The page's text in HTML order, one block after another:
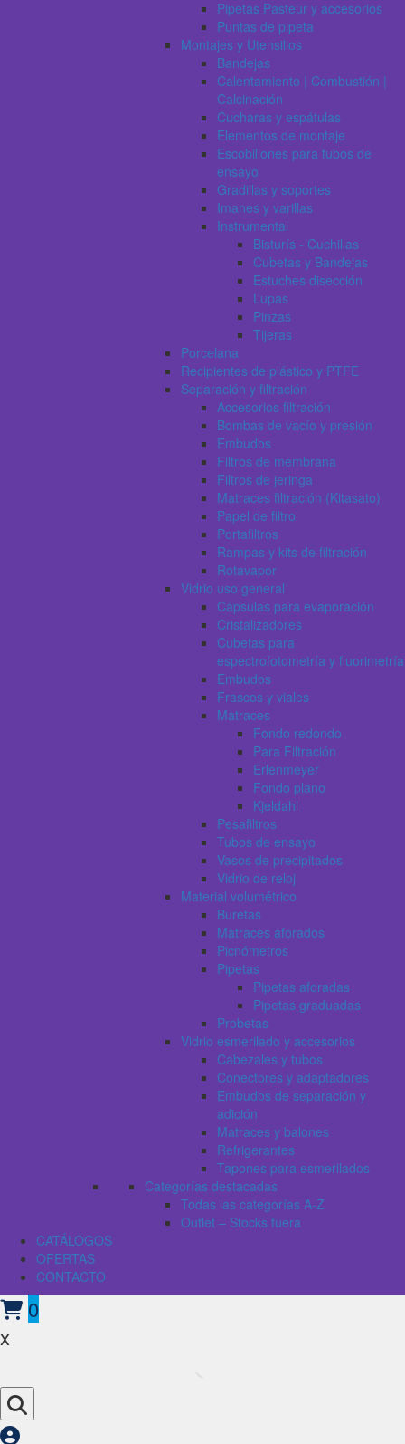
Pipetas Pasteur y accesorios
Puntas de pipeta
Montajes y Utensilios
Bandejas
Calentamiento | Combustión |
Calcinación
Cucharas y espátulas
Elementos de montaje
Escobillones para tubos de
ensayo
Gradillas y soportes
Imanes y varillas
Instrumental
Bisturís - Cuchillas
Cubetas y Bandejas
Estuches disección
Lupas
Pinzas
Tijeras
Porcelana
Recipientes de plástico y PTFE
Separación y filtración
Accesorios filtración
Bombas de vacío y presión
Embudos
Filtros de membrana
Filtros de jeringa
Matraces filtración (Kitasato)
Papel de filtro
Portafiltros
Rampas y kits de filtración
Rotavapor
Vidrio uso general
Cápsulas para evaporación
Cristalizadores
Cubetas para
espectrofotometría y fluorimetría
Embudos
Frascos y viales
Matraces
Fondo redondo
Para Filtración
Erlenmeyer
Fondo plano
Kjeldahl
Pesafiltros
Tubos de ensayo
Vasos de precipitados
Vidrio de reloj
Material volumétrico
Buretas
Matraces aforados
Picnómetros
Pipetas
Pipetas aforadas
Pipetas graduadas
Probetas
Vidrio esmerilado y accesorios
Cabezales y tubos
Conectores y adaptadores
Embudos de separación y
adición
Matraces y balones
Refrigerantes
Tapones para esmerilados
Categorías destacadas
Todas las categorías A-Z
Outlet – Stocks fuera
CATÁLOGOS
OFERTAS
CONTACTO
0
x